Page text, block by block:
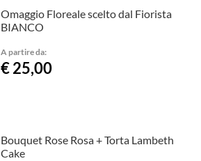
Omaggio Floreale scelto dal Fiorista
BIANCO
A partire da:
€ 25,00
Bouquet Rose Rosa + Torta Lambeth
Cake